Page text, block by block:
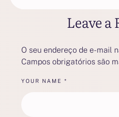
Leave a
O seu endereço de e-mail
Campos obrigatórios são
YOUR NAME *